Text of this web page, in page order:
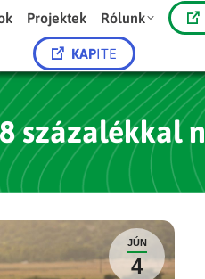
Projektek Rólunk
KAPITE
százalékkal
JÚN
4